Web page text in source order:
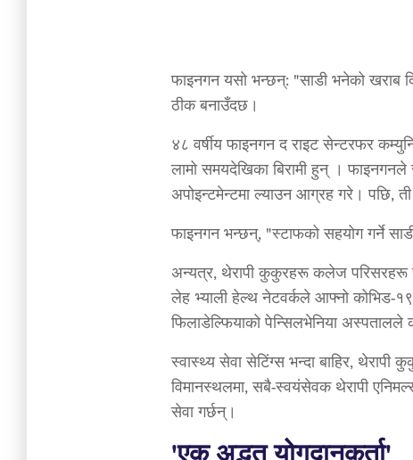
फाइनगन यसो भन्छन्: "साडी भनेको खराब
ठीक बनाउँदछ।
४८ वर्षीय फाइनगन द राइट सेन्टरफर
लामो समयदेखिका बिरामी हुन् ।
अपोइन्टमेन्टमा ल्याउन आग्रह गरे। पछि,
फाइनगन भन्छन्, "स्टाफको सहयोग गर्ने
अन्यत्र, थेरापी कुकुरहरू कलेज परिसरहरू र
लेह भ्याली हेल्थ नेटवर्कले आफ्नो कोभिड-१९
फिलाडेल्फियाको पेन्सिलभेनिया अस्पतालले
स्वास्थ्य सेवा सेटिंग्स भन्दा बाहिर, थेरापी
विमानस्थलमा, सबै-स्वयंसेवक थेरापी
सेवा गर्छन्।